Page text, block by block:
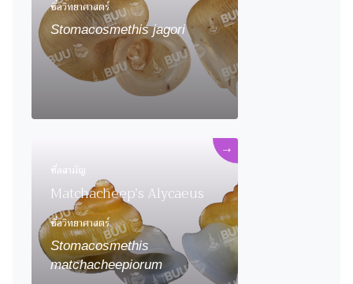
ชื่อวิทยาศาสตร์
Stomacosmethis jagori
ชื่อสามัญ
Matchacheep’s Alycaeus
ชื่อวิทยาศาสตร์
Stomacosmethis
matchacheepiorum
→